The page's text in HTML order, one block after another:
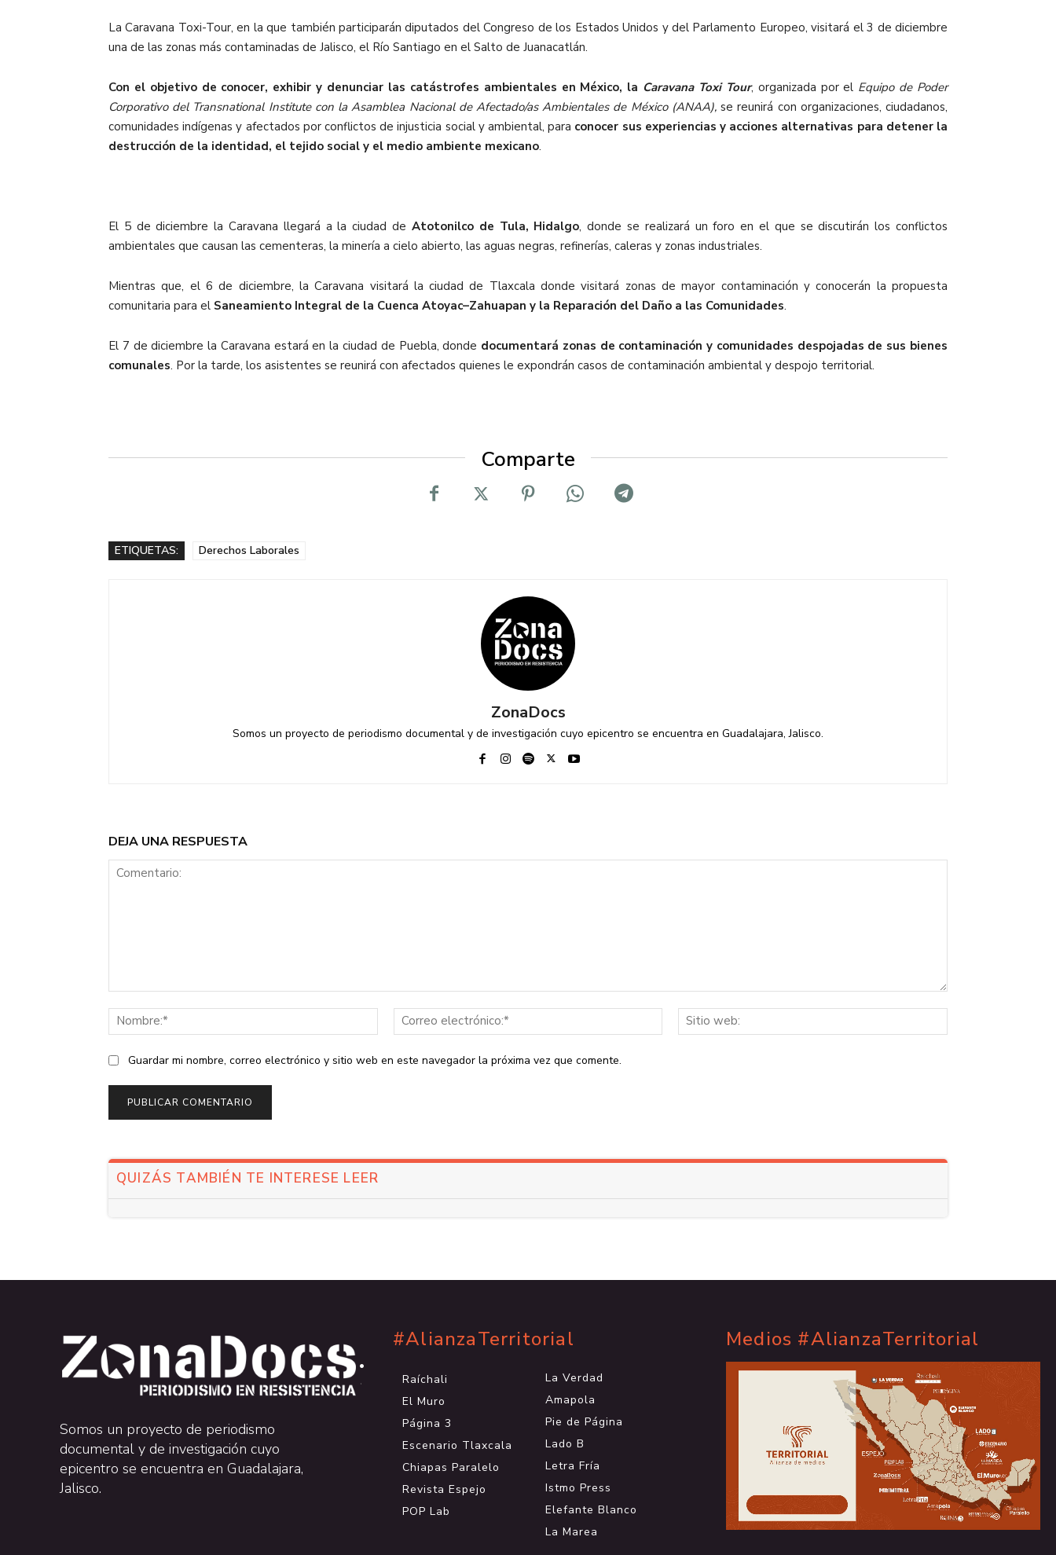
La Caravana Toxi-Tour, en la que también participarán diputados del Congreso de los Estados Unidos y del Parlamento Europeo, visitará el 3 de diciembre
una de las zonas más contaminadas de Jalisco, el Río Santiago en el Salto de Juanacatlán.
Con el objetivo de conocer, exhibir y denunciar las catástrofes ambientales en México, la Caravana Toxi Tour, organizada por el Equipo de Poder
Corporativo del Transnational Institute con la Asamblea Nacional de Afectado/as Ambientales de México (ANAA),se reunirá con organizaciones, ciudadanos,
comunidades indígenas y afectados por conflictos de injusticia social y ambiental, para conocer sus experiencias y acciones alternativas para detener la
destrucción de la identidad, el tejido social y el medio ambiente mexicano.
El 5 de diciembre la Caravana llegará a la ciudad de Atotonilco de Tula, Hidalgo, donde se realizará un foro en el que se discutirán los conflictos
ambientales que causan las cementeras, la minería a cielo abierto, las aguas negras, refinerías, caleras y zonas industriales.
Mientras que, el 6 de diciembre, la Caravana visitará la ciudad de Tlaxcala donde visitará zonas de mayor contaminación y conocerán la propuesta
comunitaria para el Saneamiento Integral de la Cuenca Atoyac–Zahuapan y la Reparación del Daño a las Comunidades.
El 7 de diciembre la Caravana estará en la ciudad de Puebla, donde documentará zonas de contaminación y comunidades despojadas de sus bienes
comunales. Por la tarde, los asistentes se reunirá con afectados quienes le expondrán casos de contaminación ambiental y despojo territorial.
Comparte
ETIQUETAS: Derechos Laborales
ZonaDocs
Somos un proyecto de periodismo documental y de investigación cuyo epicentro se encuentra en Guadalajara, Jalisco.
DEJA UNA RESPUESTA
Nombre:*
Correo
electrónico:*
web:
Guardar mi nombre, correo electrónico y sitio web en este navegador la próxima vez que comente.
QUIZÁS TAMBIÉN TE INTERESE LEER
.
.
Somos un proyecto de periodismo
documental y de investigación cuyo
epicentro se encuentra en Guadalajara,
Jalisco.
#AlianzaTerritorial
Raíchali
El Muro
Página 3
Escenario Tlaxcala
Chiapas Paralelo
Revista Espejo
POP Lab
.
La Verdad
Amapola
Pie de Página
Lado B
Letra Fría
Istmo Press
Elefante Blanco
La Marea
Medios #AlianzaTerritorial